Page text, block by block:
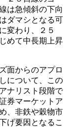
は急傾斜の下向
ダマシとなる可
変わり、２５
めて中長期上昇
面からのアプロ
について、この
ナリスト段階で
券マーケットア
、非鉄や穀物市
げ要因となるこ